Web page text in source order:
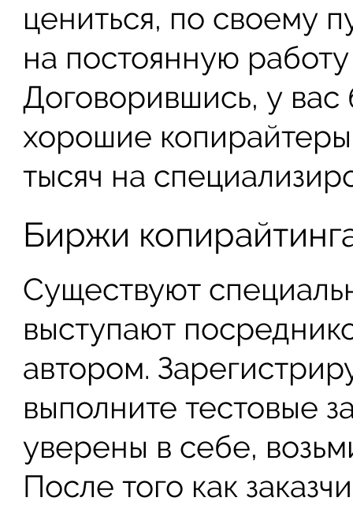
цениться, по своему
на постоянную
Договорившись, у вас
хорошие
тысяч на
Биржи
Существуют
выступают
автором.
выполните тестовые
уверены в себе,
После того как